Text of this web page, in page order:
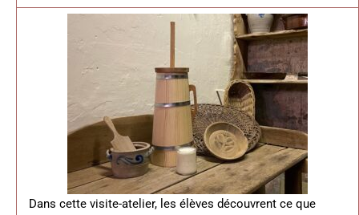
Dans cette visite-atelier, les élèves découvrent ce que